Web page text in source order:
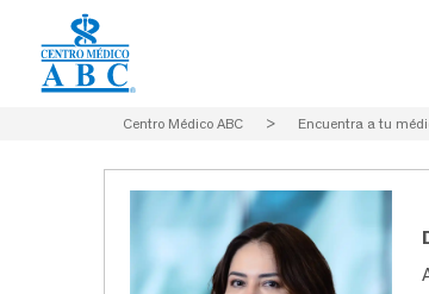
Centro Médico ABC > Encuentra a tu